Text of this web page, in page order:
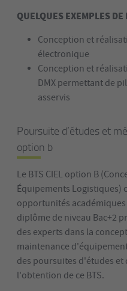
QUELQUES EXEMPLES DE
Conception et
électronique
Conception et
DMX permettant de
asservis
Poursuite d’études et
option b
Le BTS CIEL option B
Équipements Logistiques)
opportunités
diplôme de niveau Bac+2
des experts dans la
maintenance
des poursuites d'études et
l'obtention de ce BTS.